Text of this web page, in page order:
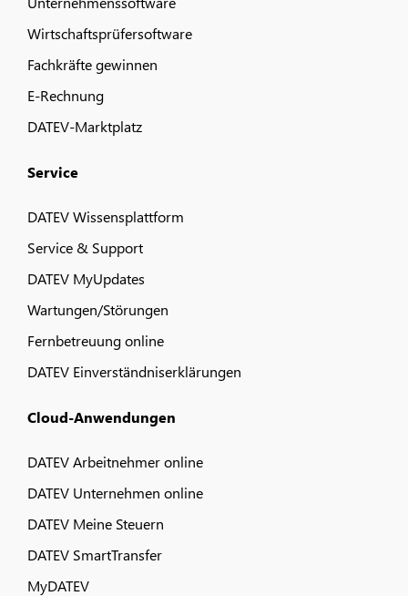
Wirtschaftsprüfersoftware
Fachkräfte gewinnen
E-Rechnung
DATEV-Marktplatz
Service
DATEV Wissensplattform
Service & Support
DATEV MyUpdates
Wartungen/Störungen
Fernbetreuung online
DATEV Einverständniserklärungen
Cloud-Anwendungen
DATEV Arbeitnehmer online
DATEV Unternehmen online
DATEV Meine Steuern
DATEV SmartTransfer
MyDATEV